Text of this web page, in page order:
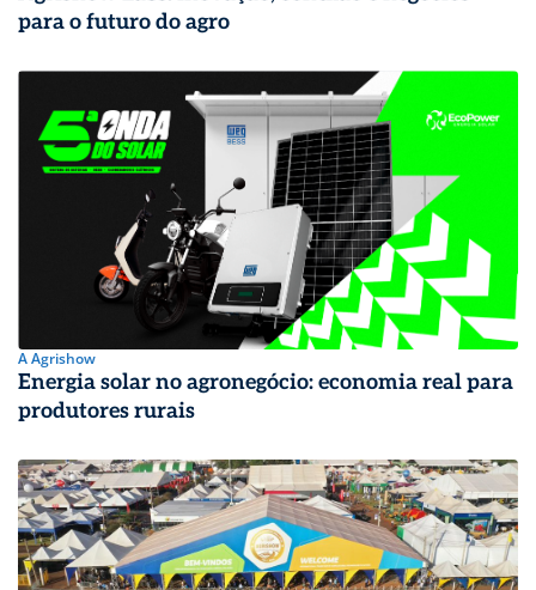
para o futuro do agro
A Agrishow
Energia solar no agronegócio: economia real para
produtores rurais